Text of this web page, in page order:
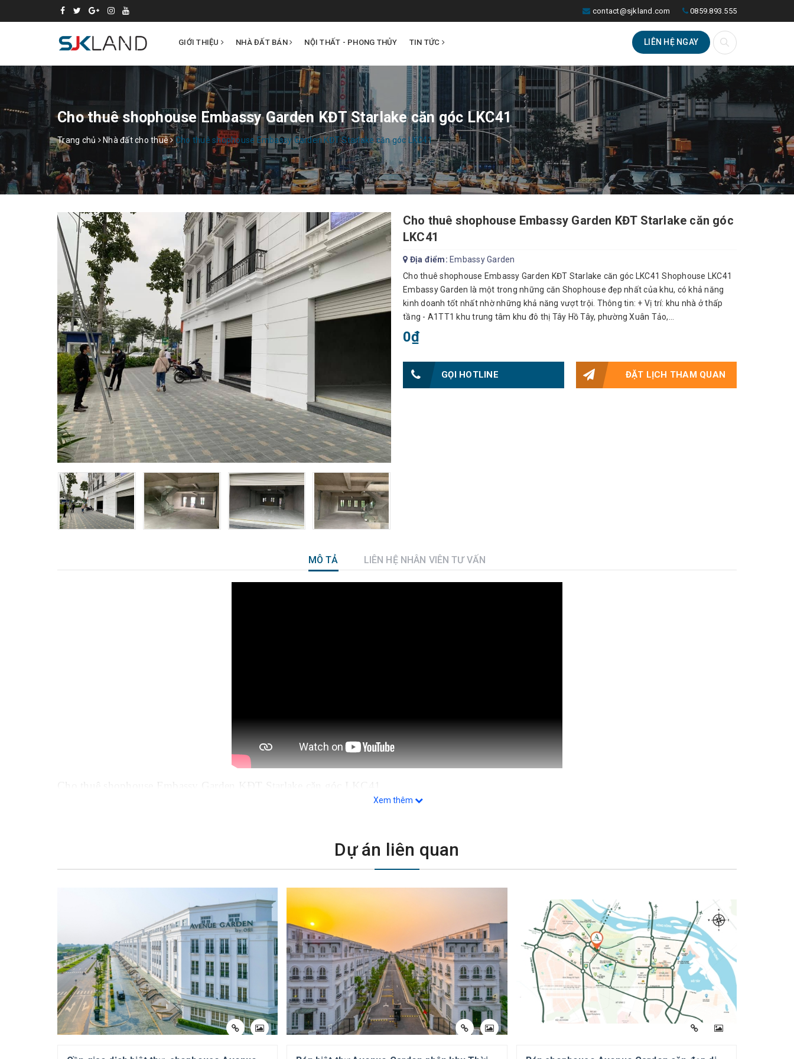
0859.893.555
contact@sjkland.com
GIỚI THIỆU NHÀ ĐẤT BÁN NỘI THẤT - PHONG THỦY TIN TỨC LIÊN HỆ NGAY
Cho thuê shophouse Embassy Garden KĐT Starlake căn góc LKC41
Trang chủ Nhà đất cho thuê Cho thuê shophouse Embassy Garden KĐT Starlake căn góc LKC41
Cho thuê shophouse Embassy Garden KĐT Starlake căn góc
LKC41
Địa điểm: Embassy Garden
Cho thuê shophouse Embassy Garden KĐT Starlake căn góc LKC41 Shophouse LKC41
Embassy Garden là một trong những căn Shophouse đẹp nhất của khu, có khả năng
kinh doanh tốt nhất nhờ những khả năng vượt trội. Thông tin: + Vị trí: khu nhà ở thấp
tầng - A1TT1 khu trung tâm khu đô thị Tây Hồ Tây, phường Xuân Tảo,...
0₫
GỌI HOTLINE ĐẶT LỊCH THAM QUAN
MÔ TẢ LIÊN HỆ NHÂN VIÊN TƯ VẤN
Cho thuê shophouse Embassy Garden KĐT Starlake căn góc LKC41
+ Diện tích đất: 146m2
+ Mặt tiền: 7.3m
+ Diện tích xây dựng: 97m2/sàn tầng 1.
+ Nhà xây: 04 tầng.
+ Tình trạng hoàn thiện: Hoàn thiện cơ bản: Bể nước, bể phốt, trát tường, cầu thang bộ, thiết bị vệ sinh tầng 1, lát sàn tầng 1, hệ thống điện,
Xem thêm
Dự án liên quan